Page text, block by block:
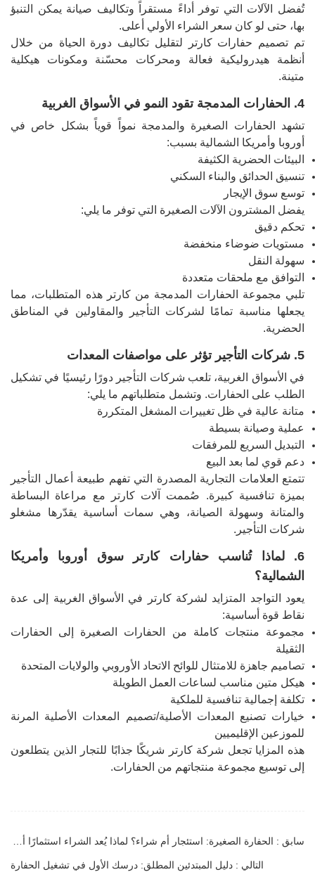
تُفضل الآلات التي توفر أداءً مستقراً وتكاليف صيانة يمكن التنبؤ
بها، حتى لو كان سعر الشراء الأولي أعلى.
تم تصميم حفارات كارتر لتقليل تكاليف دورة الحياة من خلال
أنظمة هيدروليكية فعالة ومحركات محسّنة ومكونات هيكلية
متينة.
4. الحفارات المدمجة تقود النمو في الأسواق الغربية
تشهد الحفارات الصغيرة والمدمجة نمواً قوياً بشكل خاص في
أوروبا وأمريكا الشمالية بسبب:
البيئات الحضرية الكثيفة
تنسيق الحدائق والبناء السكني
توسع سوق الإيجار
يفضل المشترون الآلات الصغيرة التي توفر ما يلي:
تحكم دقيق
مستويات ضوضاء منخفضة
سهولة النقل
التوافق مع ملحقات متعددة
تلبي مجموعة الحفارات المدمجة من كارتر هذه المتطلبات، مما
يجعلها مناسبة تمامًا لشركات التأجير والمقاولين في المناطق
الحضرية.
5. شركات التأجير تؤثر على مواصفات المعدات
في الأسواق الغربية، تلعب شركات التأجير دورًا رئيسيًا في تشكيل
الطلب على الحفارات. وتشمل متطلباتهم ما يلي:
متانة عالية في ظل تغييرات المشغل المتكررة
عملية وصيانة بسيطة
التبديل السريع للمرفقات
دعم قوي لما بعد البيع
تتمتع العلامات التجارية المصدرة التي تفهم طبيعة أعمال التأجير
بميزة تنافسية كبيرة. صُممت آلات كارتر مع مراعاة البساطة
والمتانة وسهولة الصيانة، وهي سمات أساسية يقدّرها مشغلو
شركات التأجير.
6. لماذا تُناسب حفارات كارتر سوق أوروبا وأمريكا
الشمالية؟
يعود التواجد المتزايد لشركة كارتر في الأسواق الغربية إلى عدة
نقاط قوة أساسية:
مجموعة منتجات كاملة من الحفارات الصغيرة إلى الحفارات
الثقيلة
تصاميم جاهزة للامتثال للوائح الاتحاد الأوروبي والولايات المتحدة
هيكل متين مناسب لساعات العمل الطويلة
تكلفة إجمالية تنافسية للملكية
خيارات تصنيع المعدات الأصلية/تصميم المعدات الأصلية المرنة
للموزعين الإقليميين
هذه المزايا تجعل شركة كارتر شريكًا جذابًا للتجار الذين يتطلعون
إلى توسيع مجموعة منتجاتهم من الحفارات.
سابق : الحفارة الصغيرة: استئجار أم شراء؟ لماذا يُعد الشراء استثمارًا أذكى على المدى الطويل؟
التالي : دليل المبتدئين المطلق: درسك الأول في تشغيل الحفارة